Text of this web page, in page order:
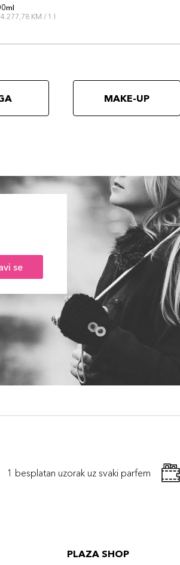
KM / 1 l
MAKE-UP
se
1 besplatan uzorak uz svaki parfem
PLAZA SHOP